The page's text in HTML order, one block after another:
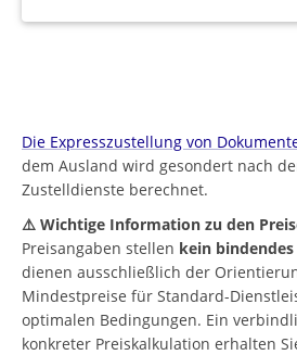
Die Expresszustellung von
dem Ausland wird gesondert nach
Zustelldienste berechnet.
⚠️ Wichtige Information zu den
Preisangaben stellen kein
dienen ausschließlich der
Mindestpreise für Standard-
optimalen Bedingungen. Ein
konkreter Preiskalkulation erhalten